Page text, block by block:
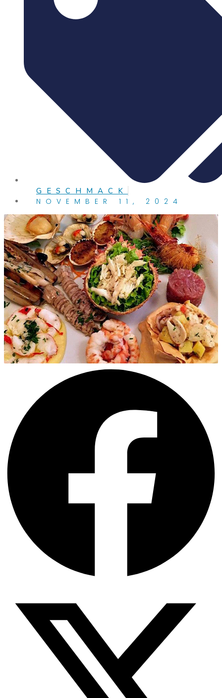
GESCHMACK
NOVEMBER 11, 2024